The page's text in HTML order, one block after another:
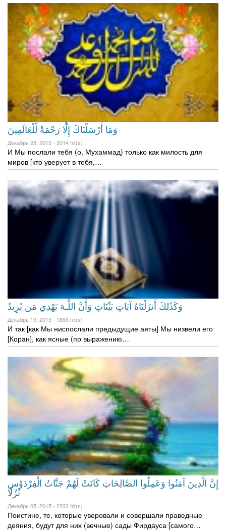
وَمَا أَرْ‌سَلْنَاكَ إِلَّا رَ‌حْمَةً لِّلْعَالَمِينَ
Декабрь 28, 2015 - 2014 hit(s)
И Мы послали тебя (о, Мухаммад) только как милость для
миров [кто уверует в тебя,…
وَكَذَٰلِكَ أَنزَلْنَاهُ آيَاتٍ بَيِّنَاتٍ وَأَنَّ اللَّـهَ يَهْدِي مَن يُرِ‌يدُ
Декабрь 19, 2015 - 1893 hit(s)
И так [как Мы ниспослали предыдущие аяты] Мы низвели его
[Коран], как ясные (по выражению…
إِنَّ الَّذِينَ آمَنُوا وَعَمِلُوا الصَّالِحَاتِ كَانَتْ لَهُمْ جَنَّاتُ الْفِرْ‌دَوْسِ
نُزُلًا
Декабрь 05, 2015 - 2233 hit(s)
Поистине, те, которые уверовали и совершали праведные
деяния, будут для них (вечные) сады Фирдауса [самого…